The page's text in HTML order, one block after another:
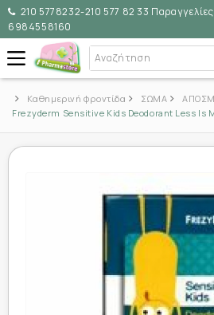
210 5778232-210 577 82 33
6984558160
Καθημερινή φροντίδα ΣΩΜΑ
Frezyderm Sensitive Kids Deodorant Less Is